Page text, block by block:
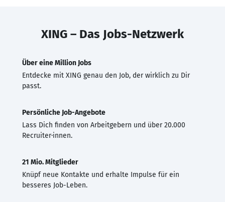
XING – Das Jobs-Netzwerk
Über eine Million Jobs
Entdecke mit XING genau den Job, der wirklich zu Dir
passt.
Persönliche Job-Angebote
Lass Dich finden von Arbeitgebern und über 20.000
Recruiter·innen.
21 Mio. Mitglieder
Knüpf neue Kontakte und erhalte Impulse für ein
besseres Job-Leben.